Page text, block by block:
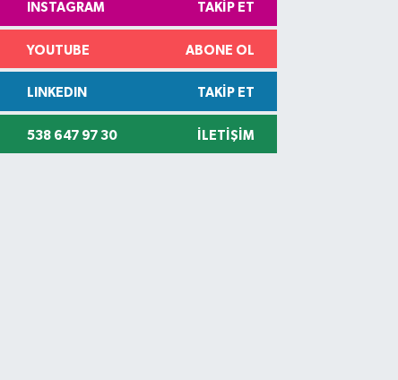
INSTAGRAM TAKIP ET
YOUTUBE ABONE OL
LINKEDIN TAKIP ET
538 647 97 30 İLETIŞIM